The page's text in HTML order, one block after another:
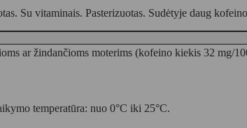
Su vitaminais. Pasterizuotas. Sudėtyje daug
ar žindančioms moterims (kofeino kiekis 32 mg/
temperatūra: nuo 0°C iki 25°C.